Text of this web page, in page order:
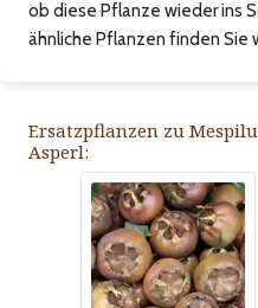
ob diese Pflanze wieder ins
ähnliche Pflanzen finden Sie
Ersatzpflanzen zu
Asperl: